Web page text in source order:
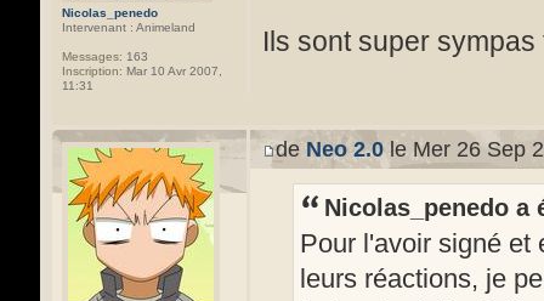
Nicolas_penedo
Intervenant : Animeland
Messages: 163
Inscription: Mar 10 Avr 2007,
11:31
Ils sont super
deNeo 2.0 le Mer 26 Sep
Nicolas_penedo a
Pour l'avoir signé et
leurs réactions, je